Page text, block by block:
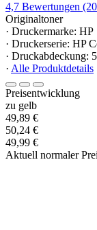
4,7 Bewertungen
Originaltoner
· Druckermarke: HP
· Druckerserie: HP
· Druckabdeckung:
· Alle Produktdetails
Preisentwicklung
zu gelb
49,89 €
50,24 €
49,99 €
Aktuell normaler